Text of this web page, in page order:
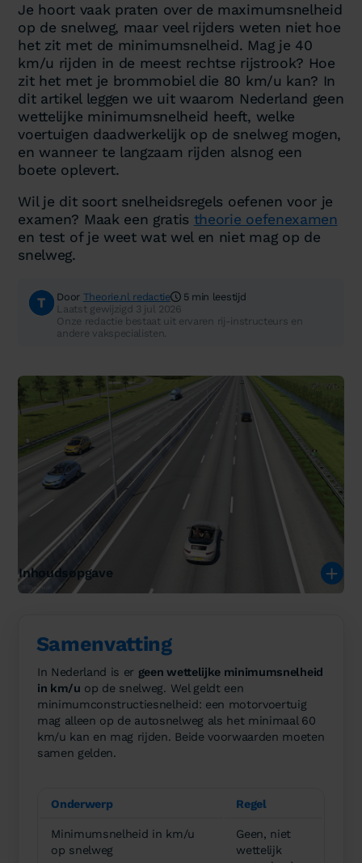
Je hoort vaak praten over de maximumsnelheid
op de snelweg, maar veel rijders weten niet hoe
het zit met de minimumsnelheid. Mag je 40
km/u rijden in de meest rechtse rijstrook? Hoe
zit het met je brommobiel die 80 km/u kan? In
dit artikel leggen we uit waarom Nederland geen
wettelijke minimumsnelheid heeft, welke
voertuigen daadwerkelijk op de snelweg mogen,
en wanneer te langzaam rijden alsnog een
boete oplevert.
Wil je dit soort snelheidsregels oefenen voor je
examen? Maak een gratis theorie oefenexamen
en test of je weet wat wel en niet mag op de
snelweg.
Door Theorie.nl redactie
5 min leestijd
Laatst gewijzigd 3 jul 2026
Onze redactie bestaat uit ervaren rij-instructeurs en
andere vakspecialisten.
Inhoudsopgave
Samenvatting
In Nederland is er geen wettelijke minimumsnelheid
in km/u op de snelweg. Wel geldt een
minimumconstructiesnelheid: een motorvoertuig
mag alleen op de autosnelweg als het minimaal 60
km/u kan en mag rijden. Beide voorwaarden moeten
samen gelden.
Onderwerp Regel
Minimumsnelheid in km/u
op snelweg
Geen, niet
wettelijk